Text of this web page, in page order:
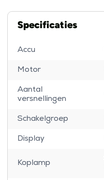
Specificaties
Accu
Motor
Aantal
versnellingen
Schakelgroep
Display
Koplamp